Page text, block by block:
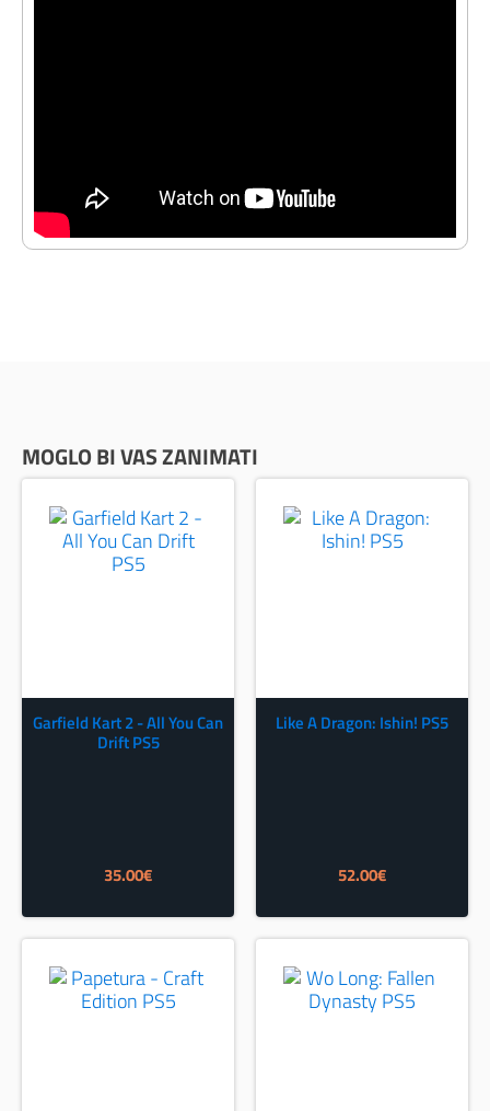
MOGLO BI VAS ZANIMATI
Garfield Kart 2 - All You Can
Drift PS5
35.00€
Like A Dragon: Ishin! PS5
52.00€